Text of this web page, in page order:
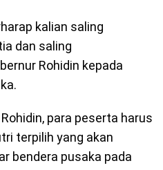
kalian saling
dan saling
Rohidin kepada
para peserta harus
terpilih yang akan
bendera pusaka pada